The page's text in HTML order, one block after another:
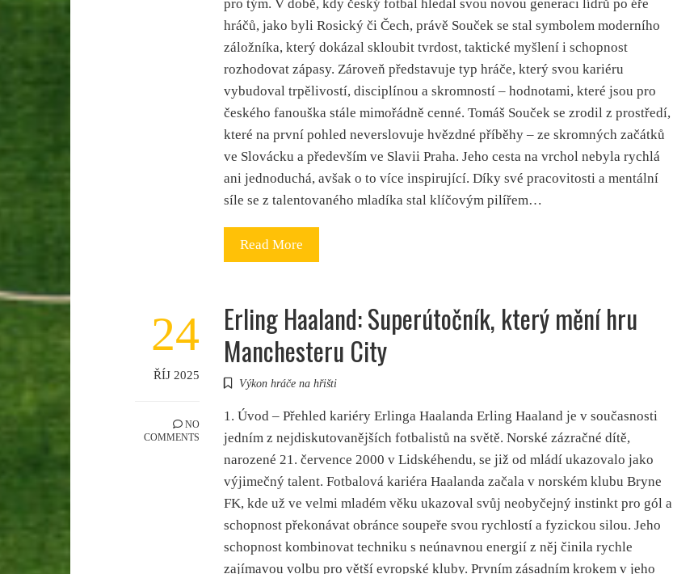
pro tým. V době, kdy český fotbal hledal svou novou generaci lídrů po éře
hráčů, jako byli Rosický či Čech, právě Souček se stal symbolem moderního
záložníka, který dokázal skloubit tvrdost, taktické myšlení i schopnost
rozhodovat zápasy. Zároveň představuje typ hráče, který svou kariéru
vybudoval trpělivostí, disciplínou a skromností – hodnotami, které jsou pro
českého fanouška stále mimořádně cenné. Tomáš Souček se zrodil z prostředí,
které na první pohled neverslovuje hvězdné příběhy – ze skromných začátků
ve Slovácku a především ve Slavii Praha. Jeho cesta na vrchol nebyla rychlá
ani jednoduchá, avšak o to více inspirující. Díky své pracovitosti a mentální
síle se z talentovaného mladíka stal klíčovým pilířem…
Read More
24
ŘÍJ 2025
NO
COMMENTS
Erling Haaland: Superútočník, který mění hru
Manchesteru City
Výkon hráče na hřišti
1. Úvod – Přehled kariéry Erlinga Haalanda Erling Haaland je v současnosti
jedním z nejdiskutovanějších fotbalistů na světě. Norské zázračné dítě,
narozené 21. července 2000 v Lidskéhendu, se již od mládí ukazovalo jako
výjimečný talent. Fotbalová kariéra Haalanda začala v norském klubu Bryne
FK, kde už ve velmi mladém věku ukazoval svůj neobyčejný instinkt pro gól a
schopnost překonávat obránce soupeře svou rychlostí a fyzickou silou. Jeho
schopnost kombinovat techniku s neúnavnou energií z něj činila rychle
zajímavou volbu pro větší evropské kluby. Prvním zásadním krokem v jeho